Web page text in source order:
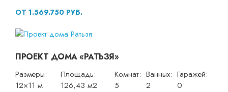
ОТ 1.569.750 РУБ.
ПРОЕКТ ДОМА «РАТЬЗЯ»
Размеры:
12×11 м
Площадь:
126,43 м2
Комнат:
5
Ванных:
2
Гаражей:
0